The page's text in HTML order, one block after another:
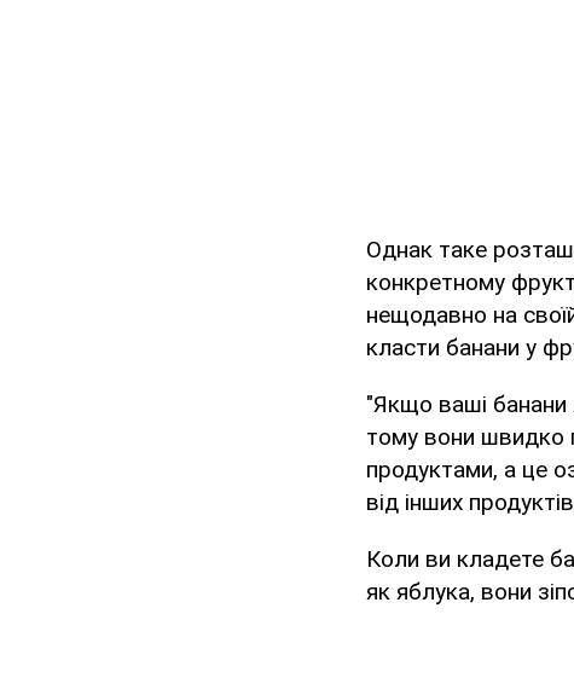
Однак таке
конкретному
нещодавно на
класти банани у
"Якщо ваші банани
тому вони швидко
продуктами, а це
від інших
Коли ви кладете
як яблука, вони